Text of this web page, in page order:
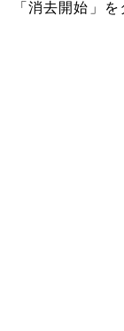
「消去開始」を